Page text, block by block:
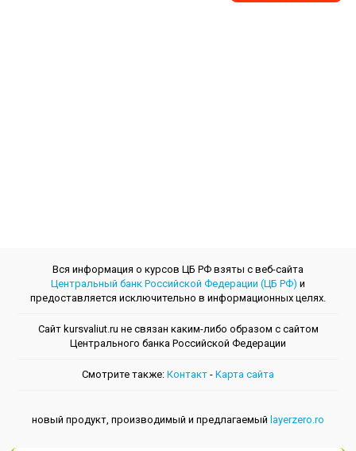
Вся информация о курсов ЦБ РФ взяты с веб-сайта
Центральный банк Российской Федерации (ЦБ РФ) и
предоставляется исключительно в информационных целях.
Сайт kursvaliut.ru не связан каким-либо образом с сайтом
Центрального банкa Российской Федерации
Смотрите также: Контакт - Kарта сайта
новый продукт, производимый и предлагаемый layerzero.ro